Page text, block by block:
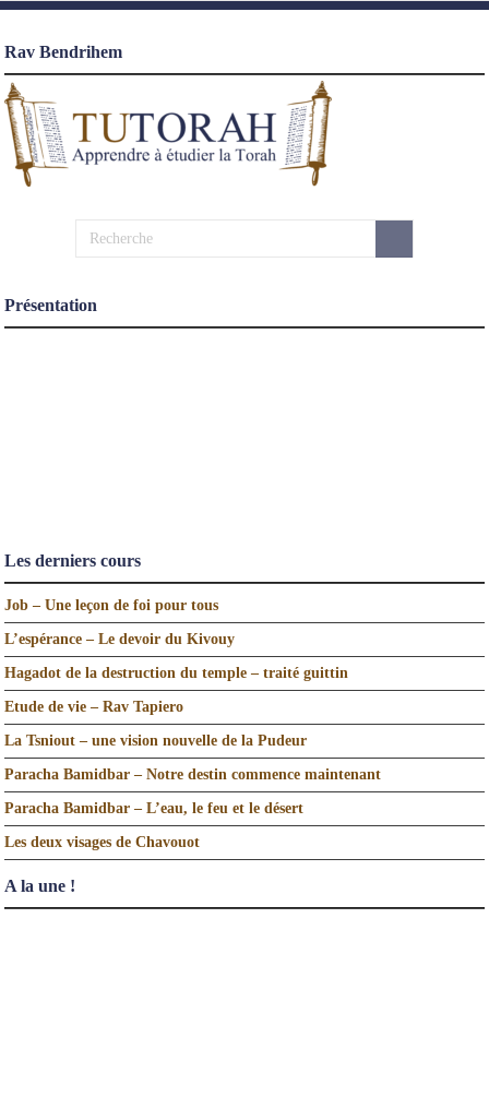
Rav Bendrihem
Présentation
Les derniers cours
Job – Une leçon de foi pour tous
L’espérance – Le devoir du Kivouy
Hagadot de la destruction du temple – traité guittin
Etude de vie – Rav Tapiero
La Tsniout – une vision nouvelle de la Pudeur
Paracha Bamidbar – Notre destin commence maintenant
Paracha Bamidbar – L’eau, le feu et le désert
Les deux visages de Chavouot
A la une !